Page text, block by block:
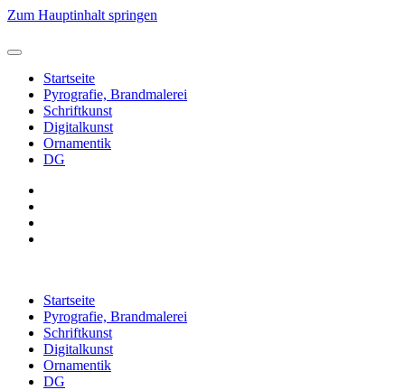
Zum Hauptinhalt springen
Startseite
Pyrografie, Brandmalerei
Schriftkunst
Digitalkunst
Ornamentik
DG
Startseite
Pyrografie, Brandmalerei
Schriftkunst
Digitalkunst
Ornamentik
DG